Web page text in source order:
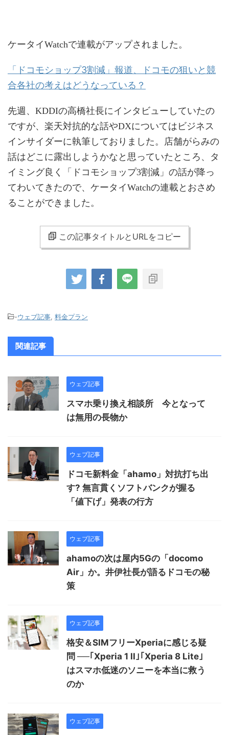
ケータイWatchで連載がアップされました。
「ドコモショップ3割減」報道、ドコモの狙いと競
合各社の考えはどうなっている？
先週、KDDIの高橋社長にインタビューしていたの
ですが、楽天対抗的な話やDXについてはビジネス
インサイダーに執筆しておりました。店舗がらみの
話はどこに露出しようかなと思っていたところ、タ
イミング良く「ドコモショップ3割減」の話が降っ
てわいてきたので、ケータイWatchの連載とおさめ
ることができました。
この記事タイトルとURLをコピー
-ウェブ記事 料金プラン
関連記事
ウェブ記事
スマホ乗り換え相談所 今となって
は無用の長物か
ウェブ記事
ドコモ新料金「ahamo」対抗打ち出
す? 無言貫くソフトバンクが握る
「値下げ」発表の行方
ウェブ記事
ahamoの次は屋内5Gの「docomo
Air」か。井伊社長が語るドコモの秘
策
ウェブ記事
格安＆SIMフリーXperiaに感じる疑
問 ──｢Xperia 1 II｣｢Xperia 8 Lite｣
はスマホ低迷のソニーを本当に救う
のか
ウェブ記事